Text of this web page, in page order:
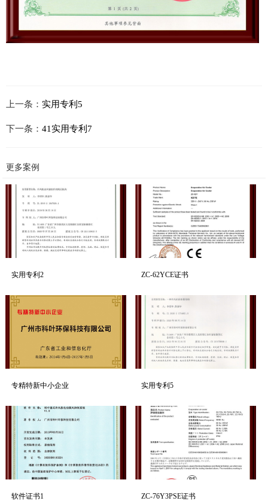
上一条：实用专利5
下一条：41实用专利7
更多案例
实用专利2 ZC-62YCE证书
专精特新中小企业 实用专利5
软件证书1 ZC-76Y3PSE证书